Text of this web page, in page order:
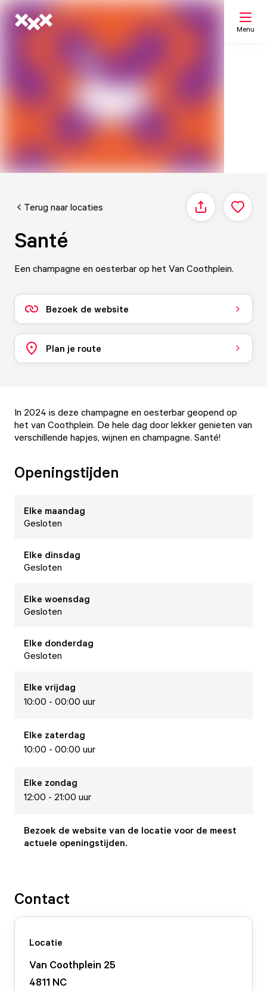
Menu
Terug naar locaties Delen
Santé
Een champagne en oesterbar op het Van Coothplein.
Bezoek de website
Plan je route
In 2024 is deze champagne en oesterbar geopend op
het van Coothplein. De hele dag door lekker genieten van
verschillende hapjes, wijnen en champagne. Santé!
Openingstijden
Elke maandag
Gesloten
Elke dinsdag
Gesloten
Elke woensdag
Gesloten
Elke donderdag
Gesloten
Elke vrijdag
10:00 - 00:00 uur
Elke zaterdag
10:00 - 00:00 uur
Elke zondag
12:00 - 21:00 uur
Bezoek de website van de locatie voor de meest
actuele openingstijden.
Contact
Locatie
Van Coothplein 25
4811 NC